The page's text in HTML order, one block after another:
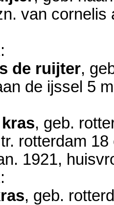
van cornelis
de ruijter,
de ijssel 5
, geb.
rotterdam 18
1921,
, geb.